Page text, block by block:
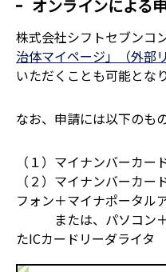
オンラインによる
株式会社シフトセブンコ
治体マイページ」（外部
いただくことも可能とな
なお、申請には以下のも
（１）マイナンバーカー
（２）マイナンバーカ
フォン＋マイナポータル
または、パソコン＋
たICカードリーダライタ